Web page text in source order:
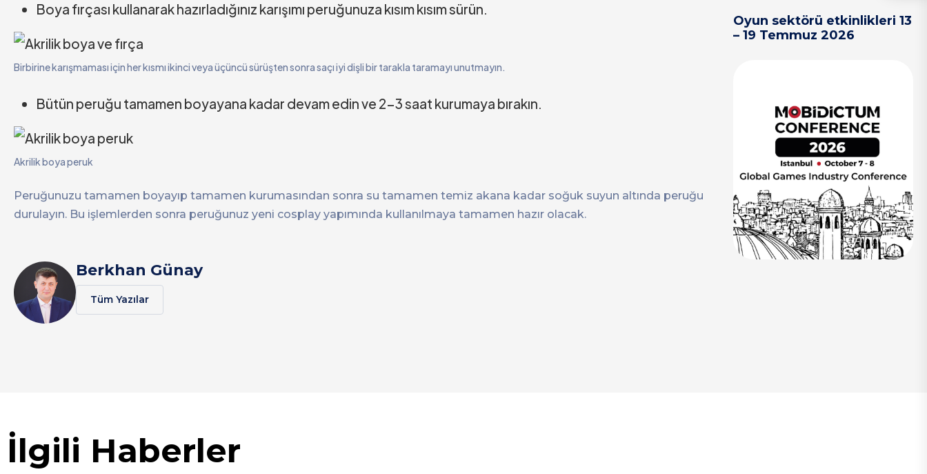
Boya fırçası kullanarak hazırladığınız karışımı peruğunuza kısım kısım sürün.
Birbirine karışmaması için her kısmı ikinci veya üçüncü sürüşten sonra saçı iyi dişli bir tarakla taramayı unutmayın.
Bütün peruğu tamamen boyayana kadar devam edin ve 2-3 saat kurumaya bırakın.
Akrilik boya peruk
Peruğunuzu tamamen boyayıp tamamen kurumasından sonra su tamamen temiz akana kadar soğuk suyun altında peruğu
durulayın. Bu işlemlerden sonra peruğunuz yeni cosplay yapımında kullanılmaya tamamen hazır olacak.
Berkhan Günay
Tüm Yazılar
Oyun sektörü etkinlikleri 13
– 19 Temmuz 2026
İlgili Haberler